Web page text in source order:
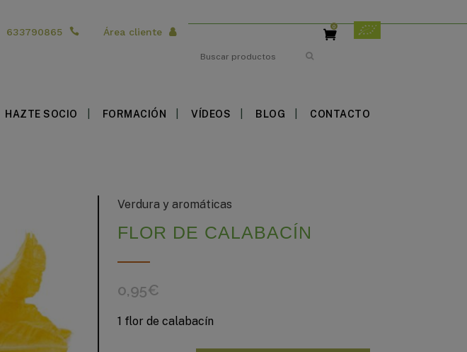
633790865 Área cliente 0
HAZTE SOCIO FORMACIÓN VÍDEOS BLOG CONTACTO
Verdura y aromáticas
FLOR DE CALABACÍN
0,95€
1 flor de calabacín